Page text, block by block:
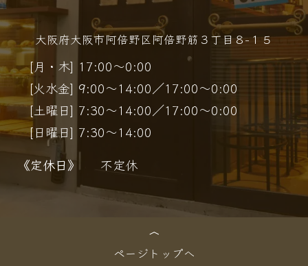
大阪府大阪市阿倍野区阿倍野筋３丁目８−１５
[月・木] 17:00～0:00
[火水金] 9:00～14:00／17:00～0:00
[土曜日] 7:30～14:00／17:00～0:00
[日曜日] 7:30～14:00
《定休日》
不定休
ページトップへ